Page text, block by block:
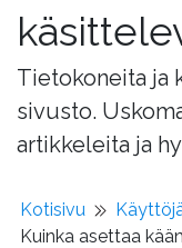
Tietokoneita ja
sivusto.
artikkeleita ja
Kotisivu
Kuinka asettaa